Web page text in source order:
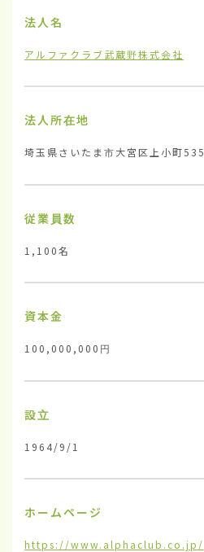
法人名
アルファクラブ武蔵野株式会社
法人所在地
埼玉県さいたま市大宮区上小町535
従業員数
1,100名
資本金
100,000,000円
設立
1964/9/1
ホームページ
https://www.alphaclub.co.jp/